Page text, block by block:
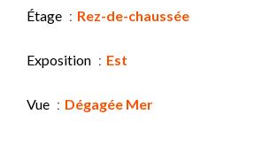
Étage Rez-de-chaussée
Exposition Est
Vue Dégagée Mer